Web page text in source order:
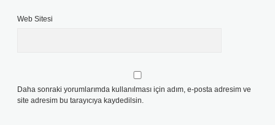
Web Sitesi
Daha sonraki yorumlarımda kullanılması için adım, e-posta adresim ve
site adresim bu tarayıcıya kaydedilsin.